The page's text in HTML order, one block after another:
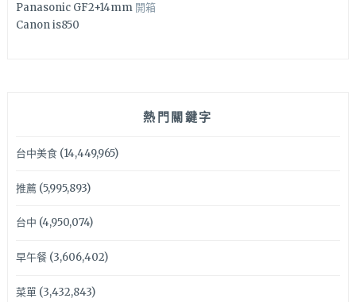
Panasonic GF2+14mm 開箱
Canon is850
熱門關鍵字
台中美食(14,449,965)
推薦(5,995,893)
台中 (4,950,074)
早午餐(3,606,402)
菜單(3,432,843)